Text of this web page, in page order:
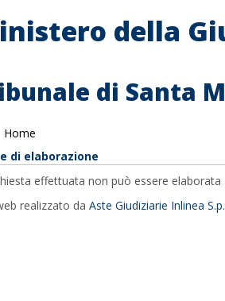
della
di Santa
Home
di elaborazione
effettuata non può essere
realizzato da Aste Giudiziarie Inlinea